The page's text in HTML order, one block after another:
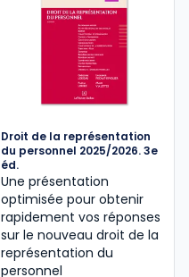
Droit de la représentation
du personnel 2025/2026. 3e
éd.
Une présentation
optimisée pour obtenir
rapidement vos réponses
sur le nouveau droit de la
représentation du
personnel